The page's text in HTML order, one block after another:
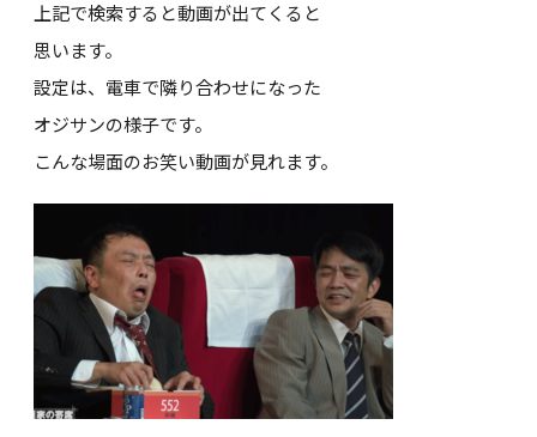
上記で検索すると動画が出てくると
思います。
設定は、電車で隣り合わせになった
オジサンの様子です。
こんな場面のお笑い動画が見れます。